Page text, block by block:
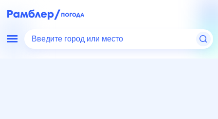
Введите город или место